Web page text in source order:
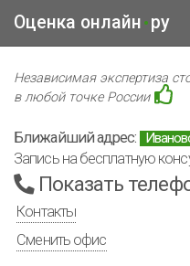
Оценка онлайн • ру
Независимая экспертиза
в любой точке России
Ближайший адрес:
Запись на бесплатную
Показать
Контакты
Сменить офис